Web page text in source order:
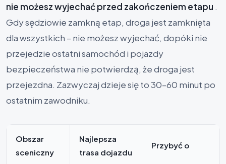
nie możesz wyjechać przed zakończeniem etapu .
Gdy sędziowie zamkną etap, droga jest zamknięta
dla wszystkich – nie możesz wyjechać, dopóki nie
przejedzie ostatni samochód i pojazdy
bezpieczeństwa nie potwierdzą, że droga jest
przejezdna. Zazwyczaj dzieje się to 30–60 minut po
ostatnim zawodniku.
Obszar
sceniczny
Najlepsza
trasa dojazdu
Przybyć o